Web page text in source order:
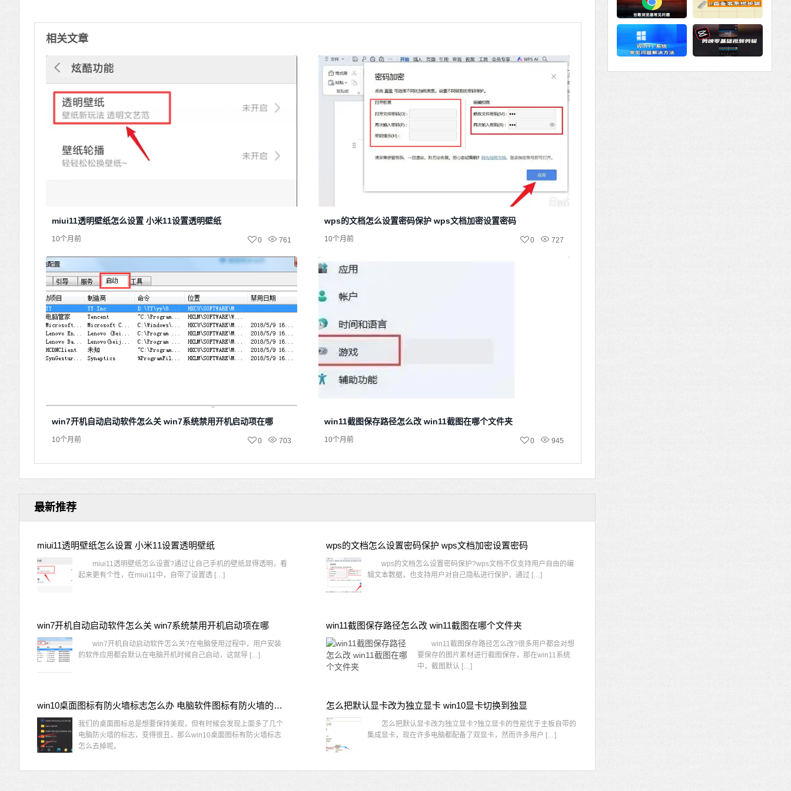
相关文章
miui11透明壁纸怎么设置 小米11设置透明壁纸
10个月前 761
0
wps的文档怎么设置密码保护 wps文档加密设置密码
10个月前 727
0
win7开机自动启动软件怎么关 win7系统禁用开机启动项在哪
10个月前 703
0
win11截图保存路径怎么改 win11截图在哪个文件夹
10个月前 945
0
最新推荐
miui11透明壁纸怎么设置 小米11设置透明壁纸
miui11透明壁纸怎么设置?通过让自己手机的壁纸显得透明，看
起来更有个性，在miui11中，自带了设置透 […]
wps的文档怎么设置密码保护 wps文档加密设置密码
wps的文档怎么设置密码保护?wps文档不仅支持用户自由的编
辑文本数据，也支持用户对自己隐私进行保护，通过 […]
win7开机自动启动软件怎么关 win7系统禁用开机启动项在哪
win7开机自动启动软件怎么关?在电脑使用过程中，用户安装
的软件应用都会默认在电脑开机时候自己启动，这就导 […]
win11截图保存路径怎么改 win11截图在哪个文件夹
win11截图保存路径怎么改?很多用户都会对想
要保存的图片素材进行截图保存，那在win11系统
中，截图默认 […]
win10桌面图标有防火墙标志怎么办 电脑软件图标有防火墙的小图标怎么去掉
我们的桌面图标总是想要保持美观，但有时候会发现上面多了几个
电脑防火墙的标志，变得很丑，那么win10桌面图标有防火墙标志
怎么去掉呢。
怎么把默认显卡改为独立显卡 win10显卡切换到独显
怎么把默认显卡改为独立显卡?独立显卡的性能优于主板自带的
集成显卡，现在许多电脑都配备了双显卡，然而许多用户 […]